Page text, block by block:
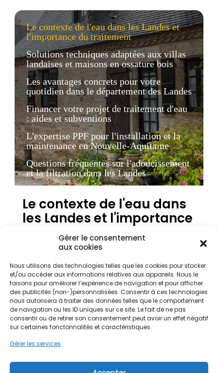
Gérer le consentement
aux cookies
Nous utilisons des technologies telles que les cookies pour stocker
et/ou accéder aux informations relatives aux appareils. Nous le
faisons pour améliorer l’expérience de navigation et pour afficher
des publicités (non-)personnalisées. Consentir à ces technologies
nous autorisera à traiter des données telles que le comportement
de navigation ou les ID uniques sur ce site. Le fait de ne pas
consentir ou de retirer son consentement peut avoir un effet négatif
sur certaines fonctonnalités et caractéristiques.
Gérer les services
Le contexte de l'eau dans les Landes et
l'importance du traitement
Solutions techniques adaptées aux villas
landaises et maisons en ossature bois
Les avantages concrets pour votre
quotidien dans le département des Landes
Financer votre projet de traitement d'eau
: aides et subventions
L'expertise PPF pour l'installation et la
maintenance en Nouvelle-Aquitaine
Questions fréquentes sur l'adoucissement
et la filtration dans les Landes
Le contexte de l'eau dans
les Landes et l'importance
du traitement
Le département des Landes, avec son sol sableux
caractéristique et sa proximité immédiate avec
l'Atlantique, présente des spécificités géologiques
qui influencent directement la qualité de l'eau
distribuée. Dans cette région de Nouvelle-
Aquitaine, l'eau peut parfois présenter une dureté
variable ou contenir des résidus liés à
zones proches de la Forêt des Landes. Pour les